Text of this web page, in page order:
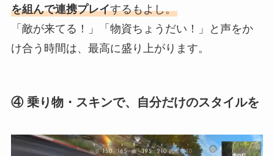
を組んで連携プレイするもよし。
「敵が来てる！」「物資ちょうだい！」と声をか
け合う時間は、最高に盛り上がります。
④ 乗り物・スキンで、自分だけのスタイルを